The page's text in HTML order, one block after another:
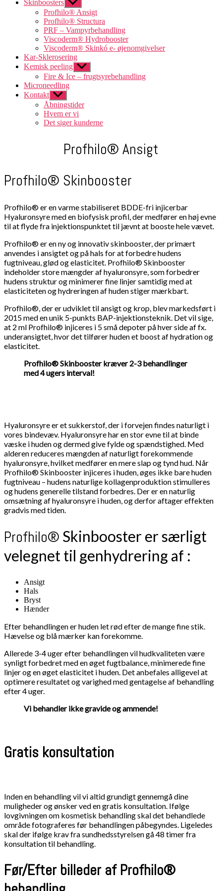
Skinboosters Vis
undermenu
Profhilo® Ansigt
Profhilo® Structura
PRF – Vampyrbehandling
Viscoderm® Hydrobooster
Viscoderm® Skinkó e- øjenomgivelser
Kar-Sklerosering
Kemisk peeling Vis
undermenu
Fire & Ice – frugtsyrebehandling
Microneedling
Kontakt Vis
undermenu
Åbningstider
Hvem er vi
Det siger kunderne
Profhilo® Ansigt
Profhilo® Skinbooster
Profhilo® er en varme stabiliseret BDDE-fri injicerbar
Hyaluronsyre med en biofysisk profil, der medfører en høj evne
til at flyde fra injektionspunktet til jævnt at booste hele vævet.
Profhilo® er en ny og innovativ skinbooster, der primært
anvendes i ansigtet og på hals for at forbedre hudens
fugtniveau, glød og elasticitet. Profhilo® Skinbooster
indeholder store mængder af hyaluronsyre, som forbedrer
hudens struktur og minimerer fine linjer samtidig med at
elasticiteten og hydreringen af huden stiger mærkbart.
​Profhilo® , der er udviklet til ansigt og krop, blev markedsført i
2015 med en unik 5-punkts BAP-injektionsteknik. Det vil sige,
at 2 ml Profhilo® injiceres i 5 små depoter på hver side af fx.
underansigtet, hvor det tilfører huden et boost af hydration og
elasticitet.
​​Profhilo®Skinbooster kræver 2-3 behandlinger
med 4 ugers interval!
Hyaluronsyre er et sukkerstof, der i forvejen findes naturligt i
vores bindevæv. Hyaluronsyre har en stor evne til at binde
væske i huden og dermed give fylde og spændstighed. Med
alderen reduceres mængden af naturligt forekommende
hyaluronsyre, hvilket medfører en mere slap og tynd hud. Når
Profhilo® Skinbooster injiceres i huden, øges ikke bare huden
fugtniveau – hudens naturlige kollagenproduktion stimulleres
og hudens generelle tilstand forbedres. Der er en naturlig
omsætning af hyaluronsyre i huden, og derfor aftager effekten
gradvis med tiden.
​Profhilo® Skinbooster er særligt
velegnet til genhydrering af :
Ansigt
Hals
Bryst
Hænder
Efter behandlingen er huden let rød efter de mange fine stik.
Hævelse og blå mærker kan forekomme.
​Allerede 3-4 uger efter behandlingen vil hudkvaliteten være
synligt forbedret med en øget fugtbalance, minimerede fine
linjer og en øget elasticitet i huden. Det anbefales alligevel at
optimere resultatet og varighed med gentagelse af behandling
efter 4 uger.
​Vi behandler ikke gravide og ammende!
Gratis konsultation
Inden en behandling vil vi altid grundigt gennemgå dine
muligheder og ønsker ved en gratis konsultation. Ifølge
lovgivningen om kosmetisk behandling skal det behandlede
område fotograferes før behandlingen påbegyndes. Ligeledes
skal der ifølge krav fra sundhedsstyrelsen gå 48 timer fra
konsultation til behandling.​
Før/Efter billeder af Profhilo®